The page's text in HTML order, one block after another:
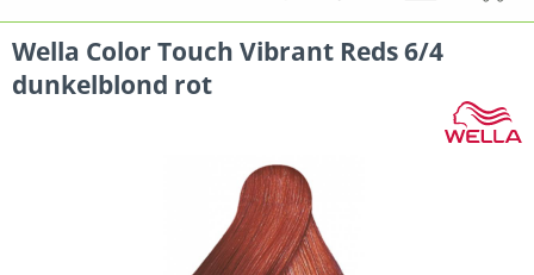
Wella Color Touch Vibrant Reds 6/4
dunkelblond rot